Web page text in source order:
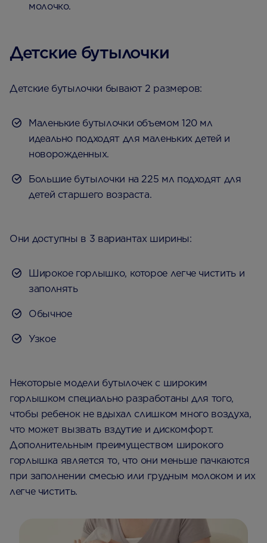
молочко.
Детские бутылочки
Детские бутылочки бывают 2 размеров:
Маленькие бутылочки объемом 120 мл
идеально подходят для маленьких детей и
новорожденных.
Большие бутылочки на 225 мл подходят для
детей старшего возраста.
Они доступны в 3 вариантах ширины:
Широкое горлышко, которое легче чистить и
заполнять
Обычное
Узкое
Некоторые модели бутылочек с широким
горлышком специально разработаны для того,
чтобы ребенок не вдыхал слишком много воздуха,
что может вызвать вздутие и дискомфорт.
Дополнительным преимуществом широкого
горлышка является то, что они меньше пачкаются
при заполнении смесью или грудным молоком и их
легче чистить.